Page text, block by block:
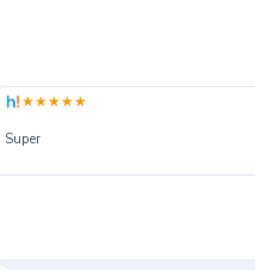
★★★★★
Super